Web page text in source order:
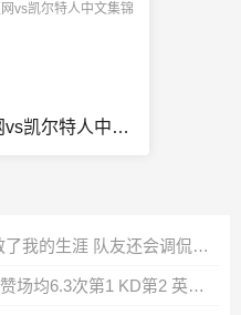
篮网vs凯尔特人中文集锦
迈尔斯·特纳：练空中瑜伽拯救了我的生涯 队友还会调侃我练这个
上赛季中距离出手排名！德罗赞场均6.3次第1 KD第2 英格拉姆第3